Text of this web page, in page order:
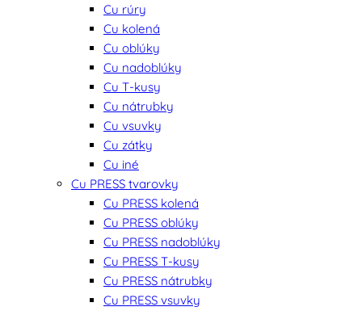
Cu rúry
Cu kolená
Cu oblúky
Cu nadoblúky
Cu T-kusy
Cu nátrubky
Cu vsuvky
Cu zátky
Cu iné
Cu PRESS tvarovky
Cu PRESS kolená
Cu PRESS oblúky
Cu PRESS nadoblúky
Cu PRESS T-kusy
Cu PRESS nátrubky
Cu PRESS vsuvky